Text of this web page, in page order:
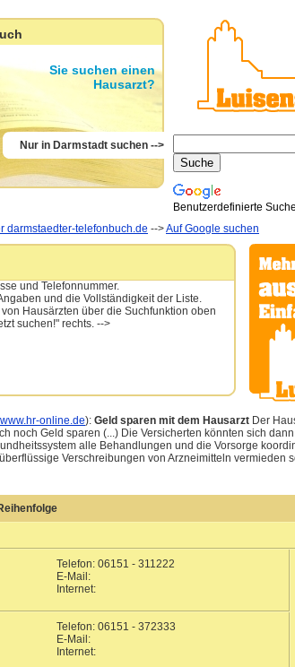
Sie suchen einen
Hausarzt?
Nur in Darmstadt suchen -->
Benutzerdefinierte Suche
darmstaedter-telefonbuch.de -->Auf Google suchen
und Telefonnummer.
und die Vollständigkeit der Liste.
Hausärzten über die Suchfunktion oben
suchen!" rechts. -->
www.hr-online.de): Geld sparen mit dem Hausarzt Der
noch Geld sparen (...) Die Versicherten könnten sich
alle Behandlungen und die Vorsorge
Verschreibungen von Arzneimitteln vermieden
Telefon: 06151 - 311222
E-Mail:
Internet:
Telefon: 06151 - 372333
E-Mail:
Internet: